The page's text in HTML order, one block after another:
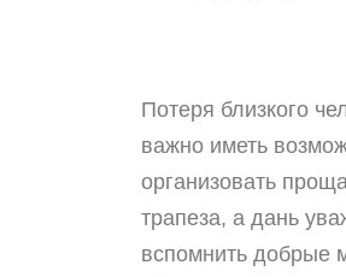
Потеря близкого
важно иметь
организовать
трапеза, а дань
вспомнить добрые